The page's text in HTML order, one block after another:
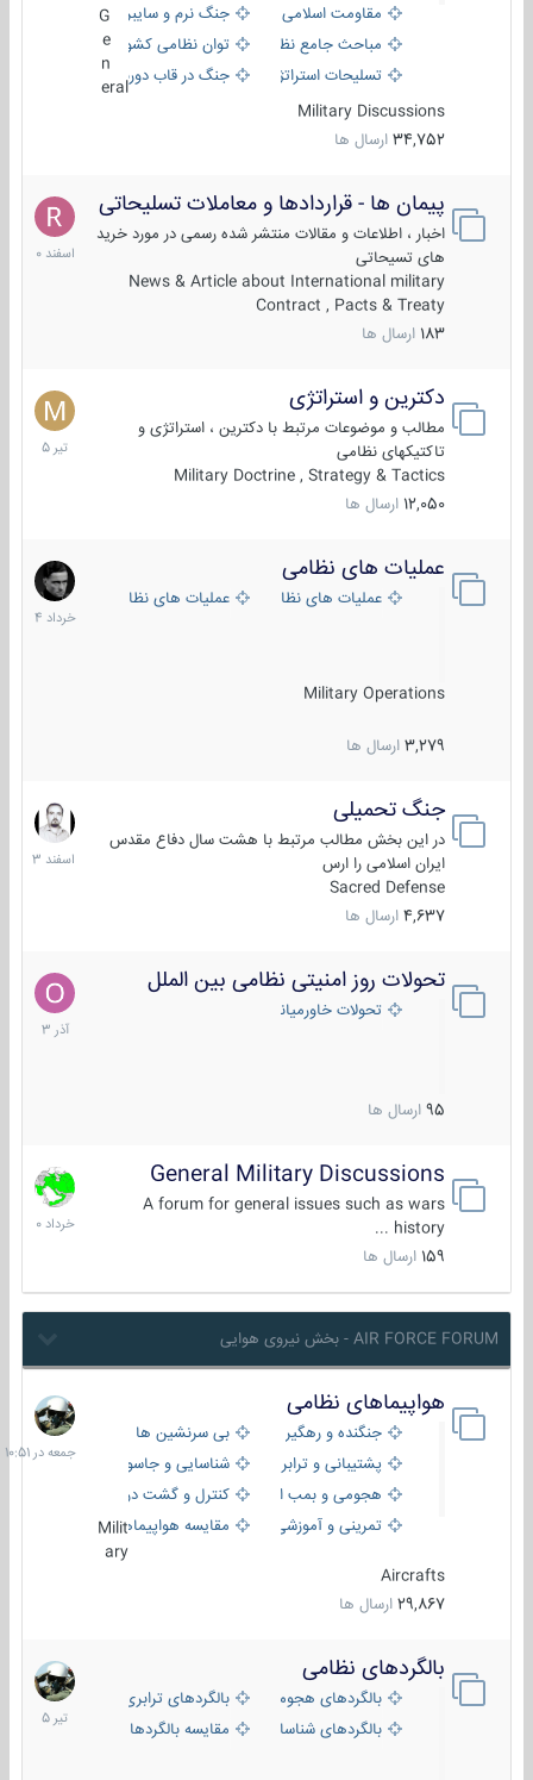
مقاومت اسلامی
جنگ نرم و سایبری
مباحث جامع نظامی
توان نظامی کشورها
تسلیحات استراتژیک
جنگ در قاب دوربین
eral
Military Discussions
34,752 ارسال ها
پیمان ها - قراردادها و معاملات تسلیحاتی
اخبار ، اطلاعات و مقالات منتشر شده رسمی در مورد خرید
های تسیحاتی
News & Article about International military
Contract , Pacts & Treaty
183 ارسال ها
7
اسفند
1400
دکترین و استراتژی
مطالب و موضوعات مرتبط با دکترین ، استراتژی و
تاکتیکهای نظامی
Military Doctrine , Strategy & Tactics
12,050 ارسال ها
27
تیر
1405
عملیات های نظامی
عملیات های نظامی ایرانعملیات های نظامی خارجی
Military Operations
3,279 ارسال ها
5
خرداد
1404
جنگ تحمیلی
در این بخش مطالب مرتبط با هشت سال دفاع مقدس
ایران اسلامی را ارس
Sacred Defense
4,637 ارسال ها
20
اسفند
1403
تحولات روز امنیتی نظامی بین الملل
تحولات خاورمیانه
95 ارسال ها
21
آذر
1403
General Military Discussions
A forum for general issues such as wars
history ...
159 ارسال ها
10
خرداد
1400
AIR FORCE FORUM - بخش نیروی هوایی
هواپیماهای نظامی
جنگنده و رهگیر
بی سرنشین ها
پشتیبانی و ترابری
شناسایی و جاسوسی
هجومی و بمب افکن
کنترل و گشت دریایی
تمرینی و آموزشی
مقایسه هواپیماهاMilit
ary
Aircrafts
29,867 ارسال ها
جمعه
در
10:51
بالگردهای نظامی
بالگردهای هجومی
بالگردهای ترابری
بالگردهای شناسایی
مقایسه بالگردها
22
تیر
1405